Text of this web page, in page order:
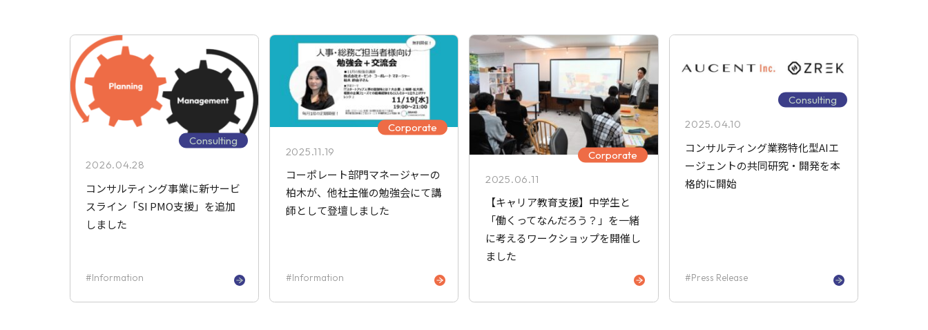
Consulting
2026.04.28
コンサルティング事業に新サービ
スライン「SI PMO支援」を追加
しました
Information
Corporate
2025.11.19
コーポレート部門マネージャーの
柏木が、他社主催の勉強会にて講
師として登壇しました
Information
Corporate
2025.06.11
【キャリア教育支援】中学生と
「働くってなんだろう？」を一緒
に考えるワークショップを開催し
ました
Consulting
2025.04.10
コンサルティング業務特化型AIエ
ージェントの共同研究・開発を本
格的に開始
Press Release